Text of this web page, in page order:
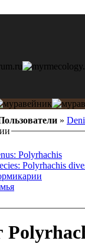
»
Polyrhachis
Polyrhachis